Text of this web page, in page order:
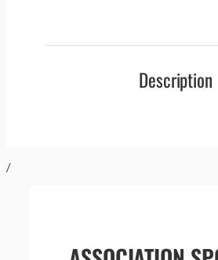
Description
/